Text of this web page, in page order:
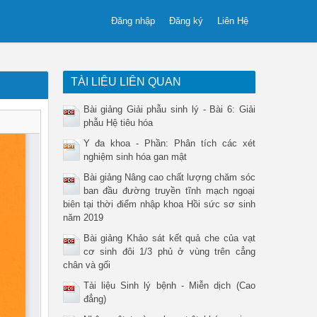
Liên Hệ
Đăng ký
Đăng nhập
TÀI LIỆU LIÊN QUAN
Bài giảng Giải phẫu sinh lý - Bài 6: Giải
phẫu Hệ tiêu hóa
Y đa khoa - Phần: Phân tích các xét
nghiệm sinh hóa gan mật
Bài giảng Nâng cao chất lượng chăm sóc
ban đầu đường truyền tĩnh mạch ngoại
biên tại thời điểm nhập khoa Hồi sức sơ sinh
năm 2019
Bài giảng Khảo sát kết quả che của vạt
cơ sinh đôi 1/3 phủ ở vùng trên cẳng
chân và gối
Tài liệu Sinh lý bệnh - Miễn dịch (Cao
đẳng)